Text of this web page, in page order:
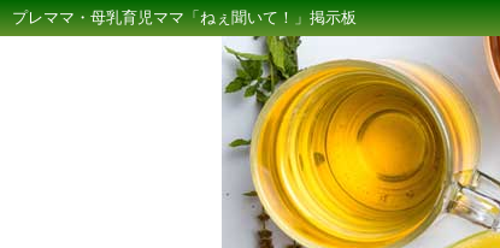
プレママ・母乳育児ママ「ねぇ聞いて！」掲示板